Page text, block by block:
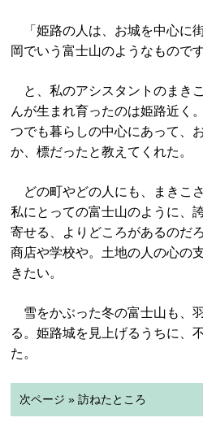
「姫路の人は、お城を中心に
岡でいう富士山のようなものです
と、私のアシスタントのまき
んが生まれ育ったのは姫路近く
つでも暮らしの中心にあって、
か、標だったと教えてくれた。
どの町やどの人にも、まきこ
私にとっての富士山のように、
寄せる、よりどころがあるのだ
商店や学校や。土地の人の心の
きたい。
雪をかぶった冬の富士山も、
る。姫路城を見上げるうちに、
た。
次ページ » 訪ねたところ